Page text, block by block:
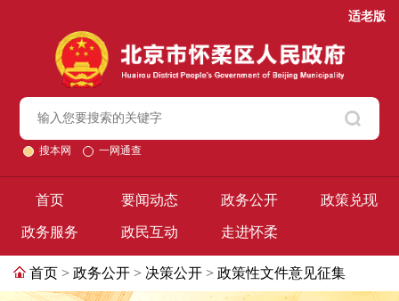
适老版
搜本网 一网通查
首页 要闻动态 政务公开 政策兑现
政务服务 政民互动 走进怀柔
首页 > 政务公开 > 决策公开 > 政策性文件意见征集